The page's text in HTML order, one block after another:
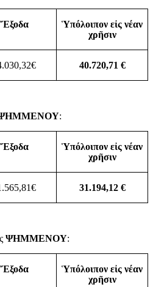
Ἔξοδα
Ὑπόλοιπον εἰς νέαν
χρῆσιν
40.720,71 €
:
Ἔξοδα
Ὑπόλοιπον εἰς νέαν
χρῆσιν
31.194,12 €
ΨΗΜΜΕΝΟΥ:
Ἔξοδα
Ὑπόλοιπον εἰς νέαν
χρῆσιν